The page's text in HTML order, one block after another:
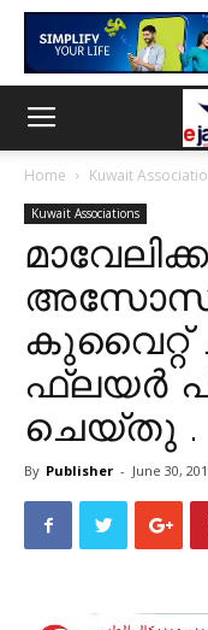
Home Kuwait
Kuwait Associations
കുവൈറ്റ്
ഫ്ലയർ
ചെയ്തു .
By Publisher - June 30,